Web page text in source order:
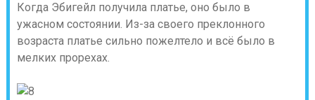
Когда Эбигейл получила платье, оно было в
ужасном состоянии. Из-за своего преклонного
возраста платье сильно пожелтело и всё было в
мелких прорехах.